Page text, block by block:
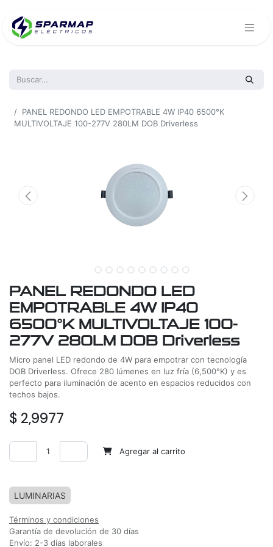
PANEL REDONDO LED EMPOTRABLE 4W IP40 6500°K
MULTIVOLTAJE 100-277V 280LM DOB Driverless
PANEL REDONDO LED
EMPOTRABLE 4W IP40
6500°K MULTIVOLTAJE 100-
277V 280LM DOB Driverless
Micro panel LED redondo de 4W para empotrar con tecnología
DOB Driverless. Ofrece 280 lúmenes en luz fría (6,500°K) y es
perfecto para iluminación de acento en espacios reducidos con
techos bajos.
$ 2,9977
Agregar al carrito
LUMINARIAS
Términos y condiciones
Garantía de devolución de 30 días
Envío: 2-3 días laborales